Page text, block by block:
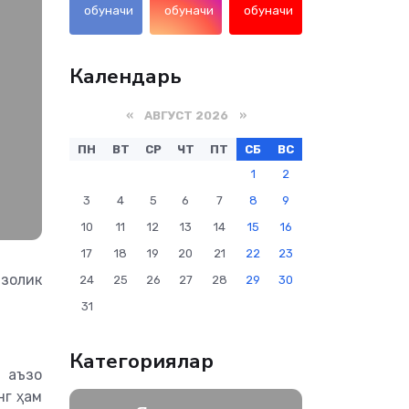
аъзо
ҳам
обуначи обуначи обуначи
Календарь
«АВГУСТ 2026 »
ПН ВТ СР ЧТ ПТ СБ
ВС
1
2
3
4 5 6 7 8
9
10
11 12 13 14 15
16
17
18 19 20 21 22
23
24
25 26 27 28 29
30
31
Категориялар